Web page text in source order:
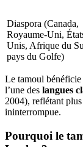
Diaspora (Canada,
Royaume-Uni,
Unis, Afrique du
pays du Golfe)
Le tamoul bénéficie
l’une des langues
2004), reflétant
ininterrompue.
Pourquoi le